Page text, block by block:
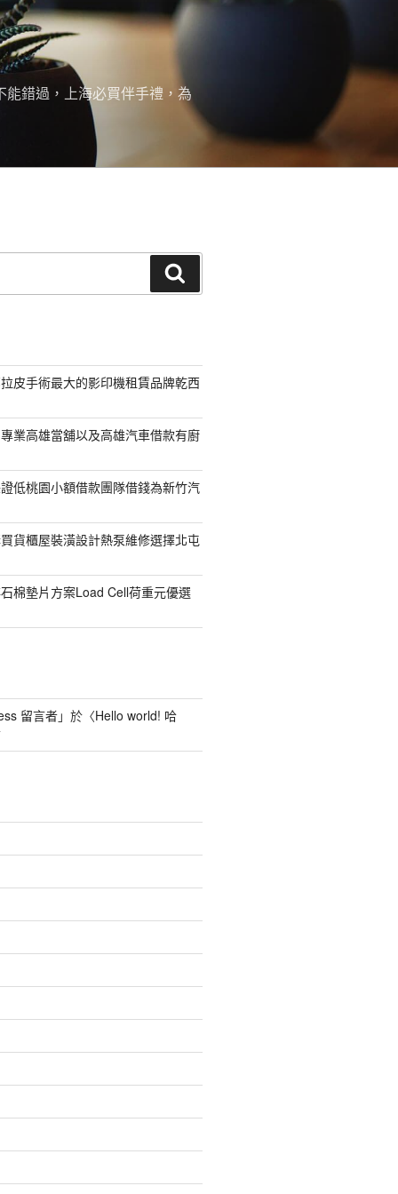
錯過，上海必買伴手禮，為
尋
皮手術最大的影印機租賃品牌乾西
業高雄當舖以及高雄汽車借款有廚
低桃園小額借款團隊借錢為新竹汽
貨櫃屋裝潢設計熱泵維修選擇北屯
棉墊片方案Load Cell荷重元優選
留言者」於〈Hello world! 哈